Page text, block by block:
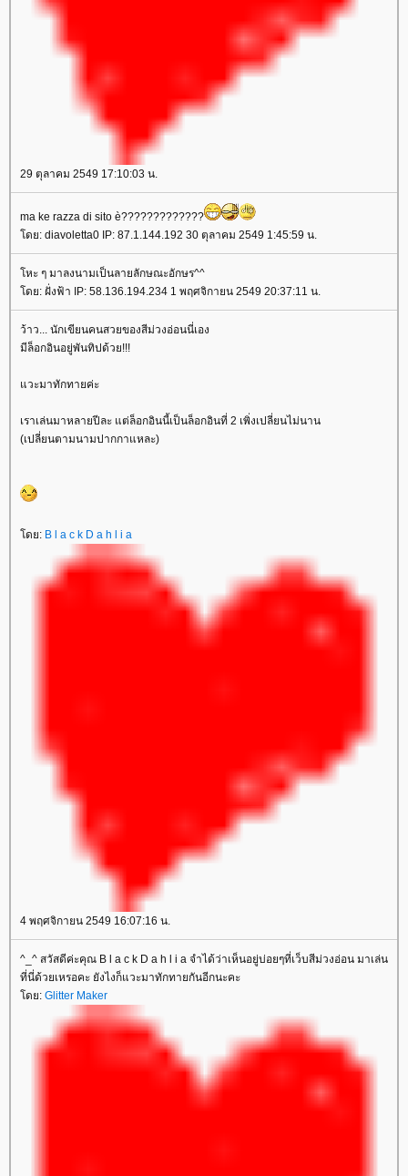
29 ตุลาคม 2549 17:10:03 น.
ma ke razza di sito è?????????????
ดย: diavoletta0 IP: 87.1.144.192 30 ตุลาคม 2549 1:45:59 น.
หะ ๆ มาลงนามเป็นลายลักษณะอักษร^^
ดย: ฝั่งฟ้า IP: 58.136.194.234 1 พฤศจิกายน 2549 20:37:11 น.
ว้าว... นักเขียนคนสวยของสีม่วงอ่อนนี่เอง
มีล็อกอินอยู่พันทิปด้วย!!!
วะมาทักทายค่ะ
เราเล่นมาหลายปีละ แต่ล็อกอินนี้เป็นล็อกอินที่ 2 เพิ่งเปลี่ยนไม่นาน
(เปลี่ยนตามนามปากกาแหละ)
ดย: B l a c k D a h l i a
4 พฤศจิกายน 2549 16:07:16 น.
^_^ สวัสดีค่ะคุณ B l a c k D a h l i a จำได้ว่าเห็นอยู่บ่อยๆที่เว็บสีม่วงอ่อน มาเล่น
ที่นี่ด้วยเหรอคะ ยังไงก็แวะมาทักทายกันอีกนะคะ
ดย: Glitter Maker